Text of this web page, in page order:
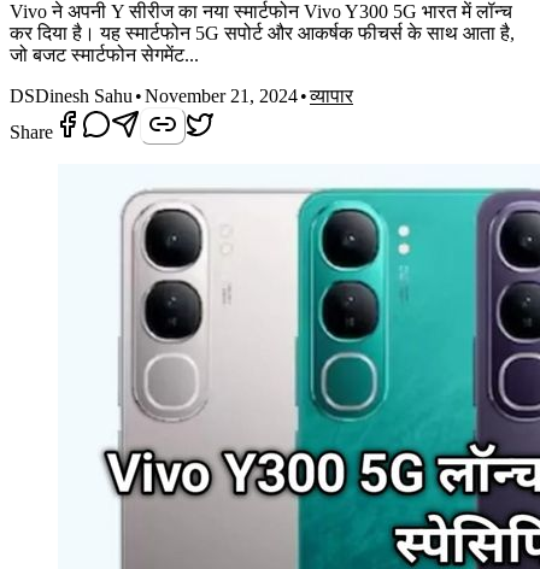
Vivo ने अपनी Y सीरीज का नया स्मार्टफोन Vivo Y300 5G भारत में लॉन्च
कर दिया है। यह स्मार्टफोन 5G सपोर्ट और आकर्षक फीचर्स के साथ आता है,
जो बजट स्मार्टफोन सेगमेंट...
DSDinesh Sahu •November 21, 2024•व्यापार
Share